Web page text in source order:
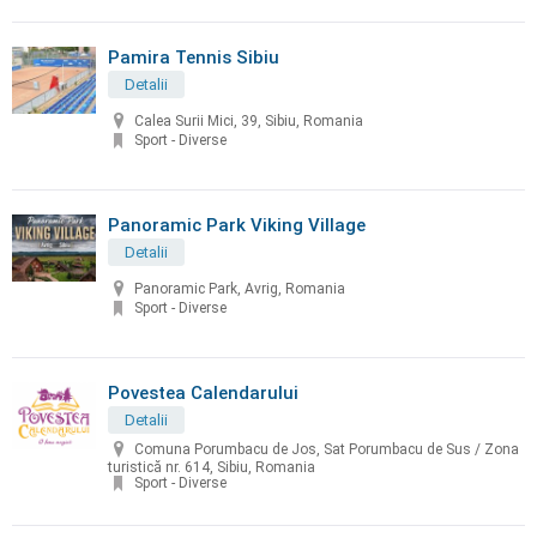
Pamira Tennis Sibiu
Detalii
Calea Surii Mici, 39, Sibiu, Romania
Sport - Diverse
Panoramic Park Viking Village
Detalii
Panoramic Park, Avrig, Romania
Sport - Diverse
Povestea Calendarului
Detalii
Comuna Porumbacu de Jos, Sat Porumbacu de Sus / Zona
turistică nr. 614, Sibiu, Romania
Sport - Diverse